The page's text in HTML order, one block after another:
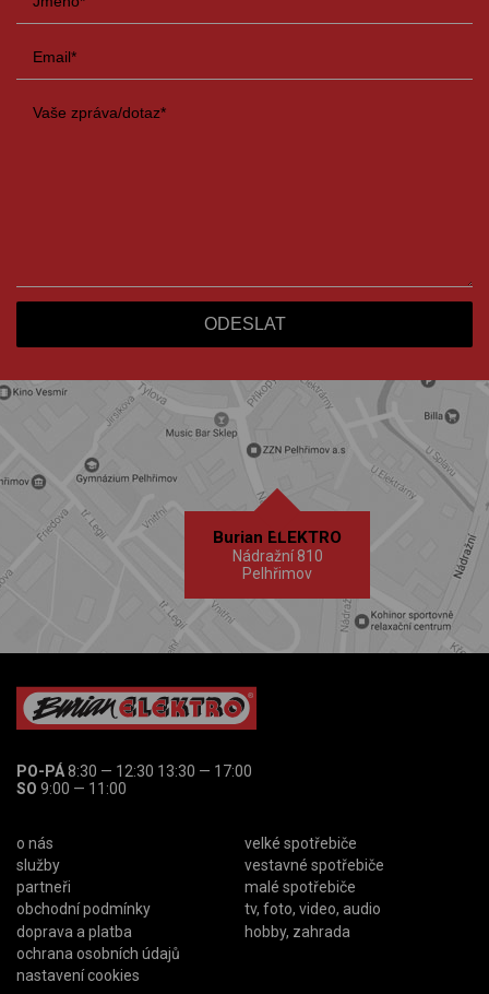
Burian ELEKTRO
Nádražní 810
Pelhřimov
PO-PÁ8:30 — 12:30 13:30 — 17:00
SO 9:00 — 11:00
o nás
služby
partneři
obchodní podmínky
doprava a platba
ochrana osobních údajů
nastavení cookies
velké spotřebiče
vestavné spotřebiče
malé spotřebiče
tv, foto, video, audio
hobby, zahrada